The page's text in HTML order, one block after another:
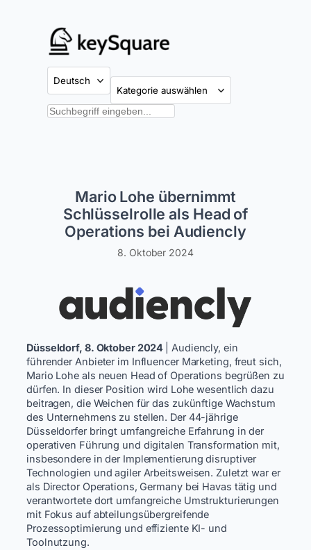
Suchen
Mario Lohe übernimmt
Schlüsselrolle als Head of
Operations bei Audiencly
8. Oktober 2024
Düsseldorf, 8. Oktober 2024
| Audiencly, ein
führender Anbieter im Influencer Marketing, freut sich,
Mario Lohe als neuen Head of Operations begrüßen zu
dürfen. In dieser Position wird Lohe wesentlich dazu
beitragen, die Weichen für das zukünftige Wachstum
des Unternehmens zu stellen. Der 44-jährige
Düsseldorfer bringt umfangreiche Erfahrung in der
operativen Führung und digitalen Transformation mit,
insbesondere in der Implementierung disruptiver
Technologien und agiler Arbeitsweisen. Zuletzt war er
als Director Operations, Germany bei Havas tätig und
verantwortete dort umfangreiche Umstrukturierungen
mit Fokus auf abteilungsübergreifende
Prozessoptimierung und effiziente KI- und
Toolnutzung.